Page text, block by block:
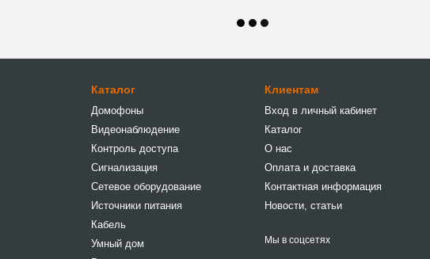
Каталог
Домофоны
Видеонаблюдение
Контроль доступа
Сигнализация
Сетевое оборудование
Источники питания
Кабель
Умный дом
Клиентам
Вход в личный кабинет
Каталог
О нас
Оплата и доставка
Контактная информация
Новости, статьи
Мы в соцсетях